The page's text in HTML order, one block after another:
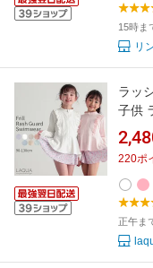
15時ま
リ
ラッ
子供
対策
サイ
学校
220ポ
正午ま